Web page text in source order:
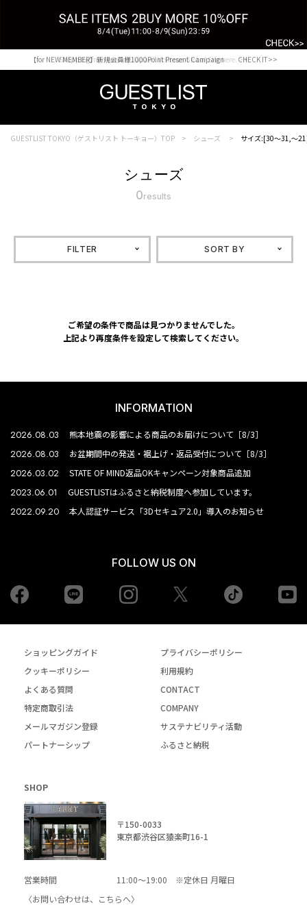
Shopping from outside Japan? Visit our Global Site here. >>
【for NEW MEMBER】新規会員様1000Point Present Campaign CHECK IT>>
GUESTLIST TOKYO（ゲストリスト トーキョー）TOP シューズ サイズ:[30～31,～
シューズ
0results
FILTER SORT BY
ご希望の条件で商品は見つかりませんでした。
上記より再度条件を設定して検索してください。
INFORMATION
2026.08.03 熊本地震の影響による商品のお届けについて［8/3］
2026.08.03 お盆期間中の発送・裾上げ・返品受付について［8/3］
2026.03.02 STATE OF MIND返品OKキャンペーン対象商品追加
2023.06.01 GUESTLISTはふるさと納税制度へ参加しています。
2022.09.20 本人認証サービス「3Dセキュア2.0」導入のお知らせ
FOLLOW US ON
Facebook Instagram tiktok
ショッピングガイド
プライバシーポリシー
クッキーポリシー
利用規約
よくある質問
CONTACT
特定商取引法
COMPANY
メールマガジン登録
サステナビリティ活動
パートナーシップ
ふるさと納税
SHOP
〒150-0033
東京都渋谷区猿楽町16-1
営業時間
11:00～19:00 ※定休日 月曜日
〈お問い合わせは、
こちらへ〉